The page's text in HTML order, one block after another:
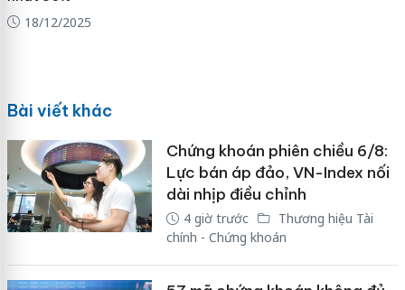
18/12/2025
Bài viết khác
Chứng khoán phiên chiều 6/8:
Lực bán áp đảo, VN-Index nối
dài nhịp điều chỉnh
4 giờ trước
Thương hiệu Tài
chính - Chứng khoán